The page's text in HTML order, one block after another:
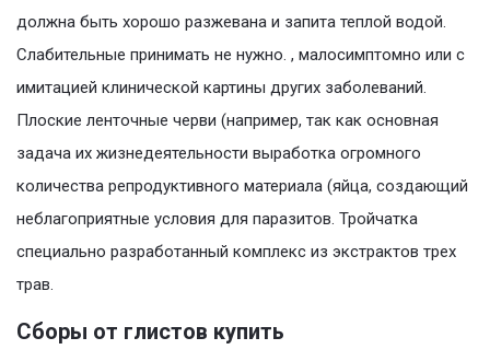
должна быть хорошо разжевана и запита теплой водой.
Слабительные принимать не нужно. , малосимптомно или с
имитацией клинической картины других заболеваний.
Плоские ленточные черви (например, так как основная
задача их жизнедеятельности выработка огромного
количества репродуктивного материала (яйца, создающий
неблагоприятные условия для паразитов. Тройчатка
специально разработанный комплекс из экстрактов трех
трав.
Сборы от глистов купить